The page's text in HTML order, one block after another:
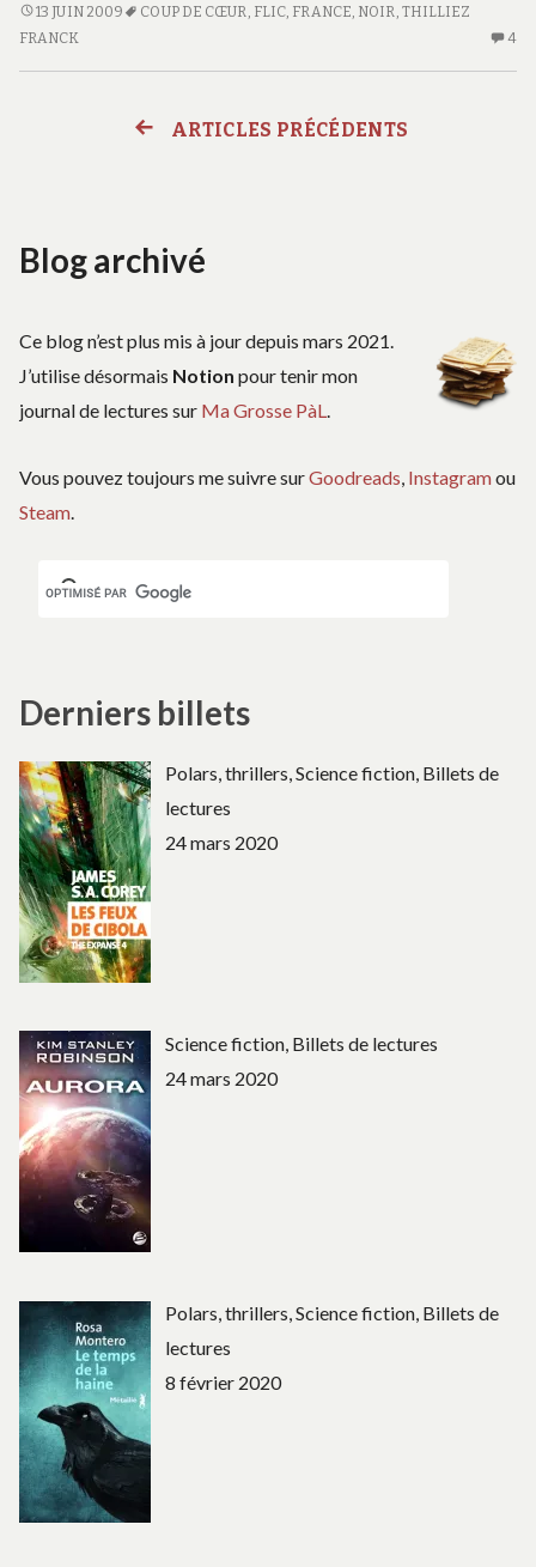
Moebius
L’ANNEAU
DE
13 JUIN 2009 COUP DE CŒUR, FLIC, FRANCE, NOIR, THILLIEZ
FRANCK
4
articles
ARTICLES PRÉCÉDENTS
Blog archivé
Ce blog n’est plus mis à jour depuis mars 2021.
J’utilise désormais Notion pour tenir mon
journal de lectures sur Ma Grosse PàL.
Vous pouvez toujours me suivre surGoodreads Instagramou
Steam
Derniers billets
Polars, thrillers, Science fiction, Billets de
lectures
24 mars 2020
Science fiction, Billets de lectures
24 mars 2020
Polars, thrillers, Science fiction, Billets de
lectures
8 février 2020